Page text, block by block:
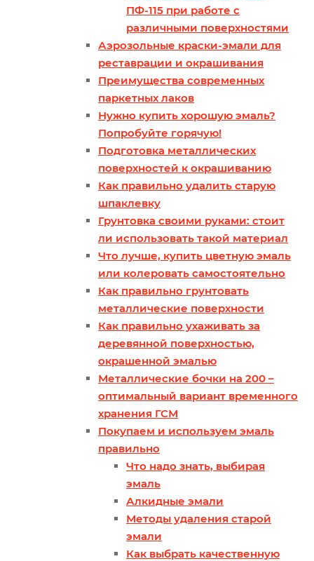
ПФ-115 при работе с
различными поверхностями
Аэрозольные краски-эмали для
реставрации и окрашивания
Преимущества современных
паркетных лаков
Нужно купить хорошую эмаль?
Попробуйте горячую!
Подготовка металлических
поверхностей к окрашиванию
Как правильно удалить старую
шпаклевку
Грунтовка своими руками: стоит
ли использовать такой материал
Что лучше, купить цветную эмаль
или колеровать самостоятельно
Как правильно грунтовать
металлические поверхности
Как правильно ухаживать за
деревянной поверхностью,
окрашенной эмалью
Металлические бочки на 200 –
оптимальный вариант временного
хранения ГСМ
Покупаем и используем эмаль
правильно
Что надо знать, выбирая
эмаль
Алкидные эмали
Методы удаления старой
эмали
Как выбрать качественную